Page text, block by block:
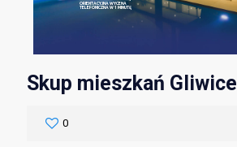
ORIENTACYJNA WYCENA
TELEFONICZNA W 1 MINUTĘ
Skup mieszkań Gliwice
0